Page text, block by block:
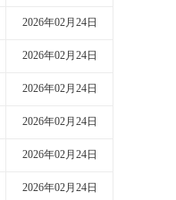
2026年02月24日
2026年02月24日
2026年02月24日
2026年02月24日
2026年02月24日
2026年02月24日